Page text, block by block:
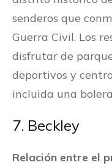
senderos que
Guerra Civil. Los
disfrutar de
deportivos y
incluida una
7. Beckley
Relación entre el